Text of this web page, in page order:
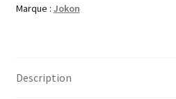
Marque : Jokon
Description